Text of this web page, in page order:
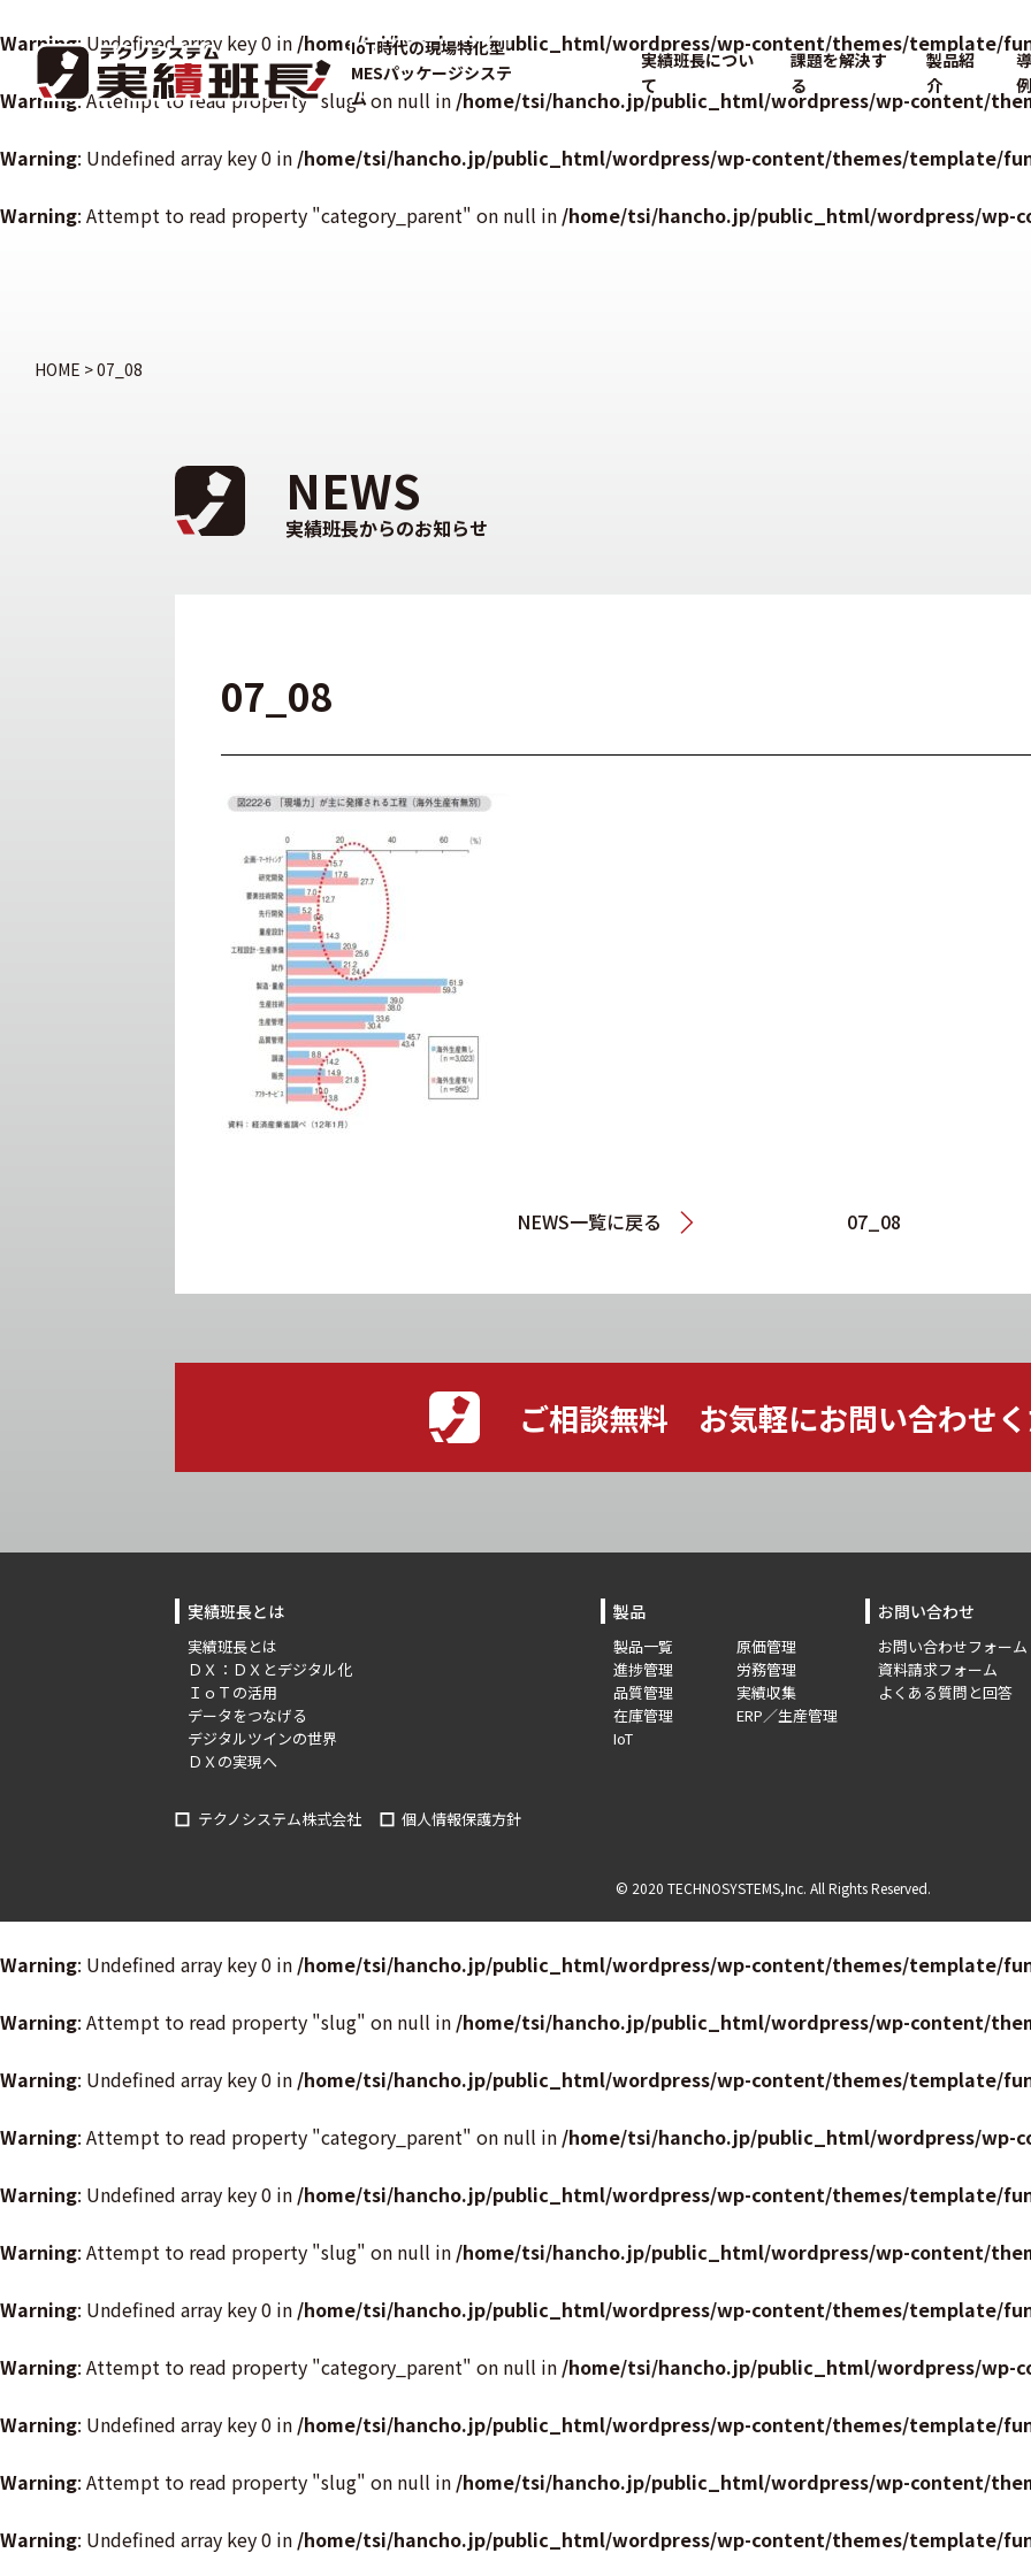
Warning: Undefined array key 0 in /home/tsi/hancho.jp/public_html/wordpress/wp-content/themes/template/
Warning: Attempt to read property "slug" on null in /home/tsi/hancho.jp/public_html/wordpress/wp-content/
Warning: Undefined array key 0 in /home/tsi/hancho.jp/public_html/wordpress/wp-content/themes/template/
Warning: Attempt to read property "category_parent" on null in /home/tsi/hancho.jp/public_html/wordpress/
IoT時代の現場特化型
MESパッケージシステ
ム
実績班長につい
て
課題を解決す
る
製品紹
介
例
HOME >07_08
NEWS
実績班長からのお知らせ
07_08
NEWS一覧に戻る 07_08
ご相談無料 お気軽にお問い合わせ
実績班長とは
実績班長とは
ＤＸ：ＤＸとデジタル化
ＩｏＴの活用
データをつなげる
デジタルツインの世界
ＤＸの実現へ
製品
製品一覧
進捗管理
品質管理
在庫管理
IoT
原価管理
労務管理
実績収集
ERP／生産管理
お問い合わせ
お問い合わせフォーム
資料請求フォーム
よくある質問と回答
テクノシステム株式会社 個人情報保護方針
© 2020 TECHNOSYSTEMS,Inc. All Rights Reserved.
Warning: Undefined array key 0 in /home/tsi/hancho.jp/public_html/wordpress/wp-content/themes/template/
Warning: Attempt to read property "slug" on null in /home/tsi/hancho.jp/public_html/wordpress/wp-content/
Warning: Undefined array key 0 in /home/tsi/hancho.jp/public_html/wordpress/wp-content/themes/template/
Warning: Attempt to read property "category_parent" on null in /home/tsi/hancho.jp/public_html/wordpress/
Warning: Undefined array key 0 in /home/tsi/hancho.jp/public_html/wordpress/wp-content/themes/template/
Warning: Attempt to read property "slug" on null in /home/tsi/hancho.jp/public_html/wordpress/wp-content/
Warning: Undefined array key 0 in /home/tsi/hancho.jp/public_html/wordpress/wp-content/themes/template/
Warning: Attempt to read property "category_parent" on null in /home/tsi/hancho.jp/public_html/wordpress/
Warning: Undefined array key 0 in /home/tsi/hancho.jp/public_html/wordpress/wp-content/themes/template/
Warning: Attempt to read property "slug" on null in /home/tsi/hancho.jp/public_html/wordpress/wp-content/
Warning: Undefined array key 0 in /home/tsi/hancho.jp/public_html/wordpress/wp-content/themes/template/